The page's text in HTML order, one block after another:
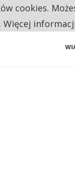
SENIORZY
cookies.